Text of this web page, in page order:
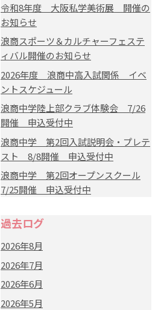
令和8年度 大阪私学美術展 開催の
お知らせ
浪商スポーツ＆カルチャーフェステ
ィバル開催のお知らせ
2026年度 浪商中高入試関係 イベ
ントスケジュール
浪商中学陸上部クラブ体験会 7/26
開催 申込受付中
浪商中学 第2回入試説明会・プレテ
スト 8/8開催 申込受付中
浪商中学 第2回オープンスクール
7/25開催 申込受付中
過去ログ
2026年8月
2026年7月
2026年6月
2026年5月